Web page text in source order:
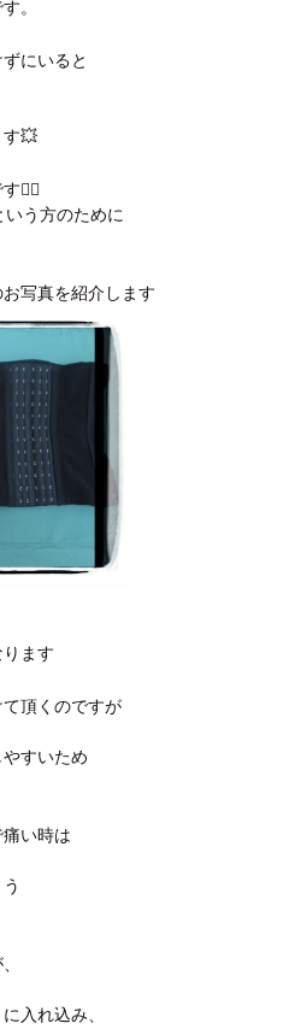
。
にいると
す💥
👍🏻
う方のために
写真を紹介します
ます
頂くのですが
すいため
い時は
入れ込み、